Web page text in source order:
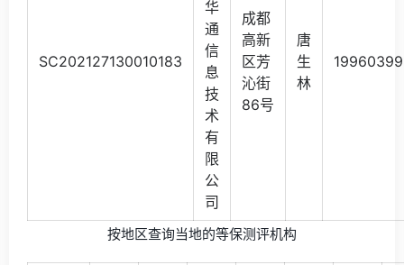
SC202127130010183
华
通
信
息
技
术
有
限
公
司
成都
高新
区芳
沁街
86号
唐
生
林
按地区查询当地的等保测评机构